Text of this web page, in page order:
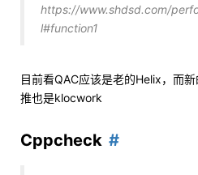
https://www.shdsd.com/
l#function1
目前看QAC应该是老的Helix，而
推也是klocwork
Cppcheck